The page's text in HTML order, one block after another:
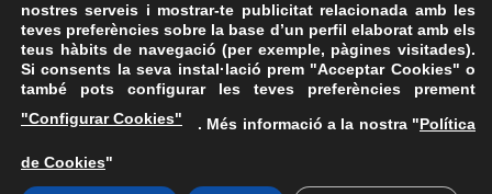
FAQs
ASSEMBLEA NACIONAL CATALANA
Carrer de la Marina, 315, 08025 Barcelona · 93 347 17 14
nostres serveis i mostrar-te publicitat relacionada amb les
teves preferències sobre la base d’un perfil elaborat amb els
teus hàbits de navegació (per exemple, pàgines visitades).
Si consents la seva instal·lació prem "Acceptar Cookies" o
també pots configurar les teves preferències prement
"Configurar Cookies"
. Més informació a la nostra "Política
de Cookies"